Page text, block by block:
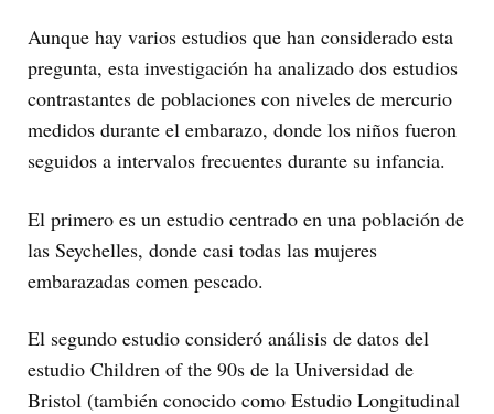
Aunque hay varios estudios que han considerado esta
pregunta, esta investigación ha analizado dos estudios
contrastantes de poblaciones con niveles de mercurio
medidos durante el embarazo, donde los niños fueron
seguidos a intervalos frecuentes durante su infancia.
El primero es un estudio centrado en una población de
las Seychelles, donde casi todas las mujeres
embarazadas comen pescado.
El segundo estudio consideró análisis de datos del
estudio Children of the 90s de la Universidad de
Bristol (también conocido como Estudio Longitudinal